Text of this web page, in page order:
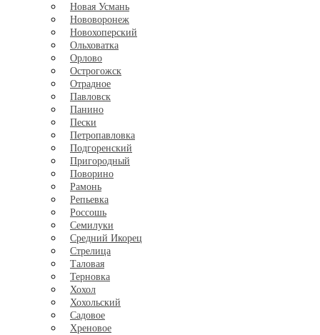
Новая Усмань
Нововоронеж
Новохоперский
Ольховатка
Орлово
Острогожск
Отрадное
Павловск
Панино
Пески
Петропавловка
Подгоренский
Пригородный
Поворино
Рамонь
Репьевка
Россошь
Семилуки
Средний Икорец
Стрелица
Таловая
Терновка
Хохол
Хохольский
Садовое
Хреновое